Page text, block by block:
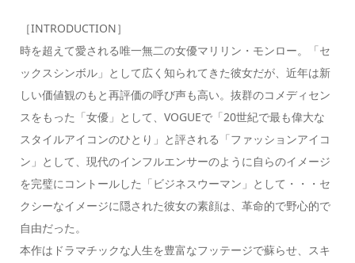
［INTRODUCTION］
時を超えて愛される唯一無二の女優マリリン・モンロー。「セ
ックスシンボル」として広く知られてきた彼女だが、近年は新
しい価値観のもと再評価の呼び声も高い。抜群のコメディセン
スをもった「女優」として、VOGUEで「20世紀で最も偉大な
スタイルアイコンのひとり」と評される「ファッションアイコ
ン」として、現代のインフルエンサーのように自らのイメージ
を完璧にコントールした「ビジネスウーマン」として・・・セ
クシーなイメージに隠された彼女の素顔は、革命的で野心的で
自由だった。
本作はドラマチックな人生を豊富なフッテージで蘇らせ、スキ